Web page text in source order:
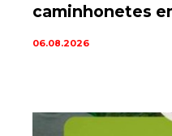
caminhonetes
06.08.2026